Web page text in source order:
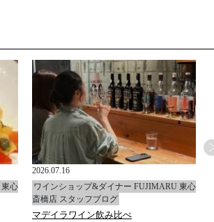
心
2026.07.16
ワインショップ&ダイナー FUJIMARU 東心
斎橋店 スタッフブログ
マデイラワイン飲み比べ